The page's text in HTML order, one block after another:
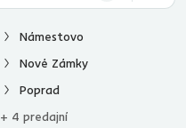
Námestovo
Nové Zámky
Poprad
+ 4 predajní